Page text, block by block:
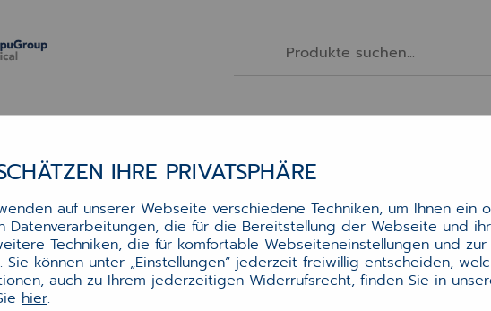
Praxisdrucker Lexmark
(Mono)
Mit einer Ausgabe von bis zu 40 Seiten
IHRE PRIVATSPHÄRE
auf unserer Webseite verschiedene Techniken, um Ihnen ein
Datenverarbeitungen, die für die Bereitstellung der Webseite und
Techniken, die für komfortable Webseiteneinstellungen und
Sie können unter „Einstellungen“ jederzeit freiwillig entscheiden,
auch zu Ihrem jederzeitigen Widerrufsrecht, finden Sie in
hier.